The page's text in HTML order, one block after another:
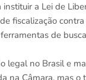
a Lei de
fiscalização
de
legal no Brasil e
na Câmara, mas